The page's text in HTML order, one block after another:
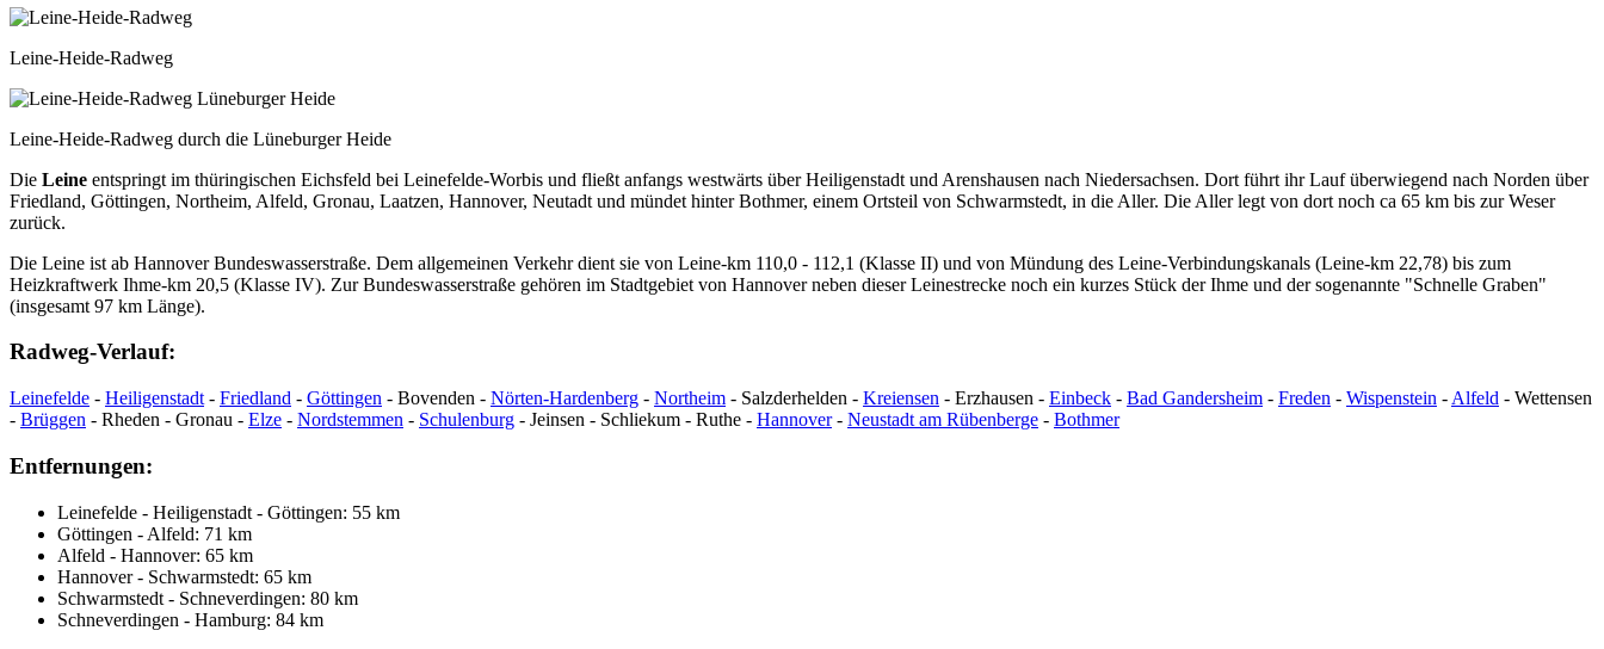
Leine-Heide-Radweg
Leine-Heide-Radweg durch die Lüneburger Heide
Die Leine entspringt im thüringischen Eichsfeld bei Leinefelde-Worbis und fließt anfangs westwärts über Heiligenstadt und Arenshausen nach Niedersachsen. Dort führt ihr Lauf überwiegend nach Norden über
Friedland, Göttingen, Northeim, Alfeld, Gronau, Laatzen, Hannover, Neutadt und mündet hinter Bothmer, einem Ortsteil von Schwarmstedt, in die Aller. Die Aller legt von dort noch ca 65 km bis zur Weser
zurück.
Die Leine ist ab Hannover Bundeswasserstraße. Dem allgemeinen Verkehr dient sie von Leine-km 110,0 - 112,1 (Klasse II) und von Mündung des Leine-Verbindungskanals (Leine-km 22,78) bis zum
Heizkraftwerk Ihme-km 20,5 (Klasse IV). Zur Bundeswasserstraße gehören im Stadtgebiet von Hannover neben dieser Leinestrecke noch ein kurzes Stück der Ihme und der sogenannte "Schnelle Graben"
(insgesamt 97 km Länge).
Radweg-Verlauf:
Leinefelde - Heiligenstadt - Friedland - Göttingen - Bovenden - Nörten-Hardenberg - Northeim - Salzderhelden - Kreiensen - Erzhausen - Einbeck - Bad Gandersheim - Freden - Wispenstein - Alfeld - Wettensen
- Brüggen - Rheden - Gronau - Elze - Nordstemmen - Schulenburg - Jeinsen - Schliekum - Ruthe - Hannover- Neustadt am Rübenberge - Bothmer
Entfernungen:
Leinefelde - Heiligenstadt - Göttingen: 55 km
Göttingen - Alfeld: 71 km
Alfeld - Hannover: 65 km
Hannover - Schwarmstedt: 65 km
Schwarmstedt - Schneverdingen: 80 km
Schneverdingen - Hamburg: 84 km